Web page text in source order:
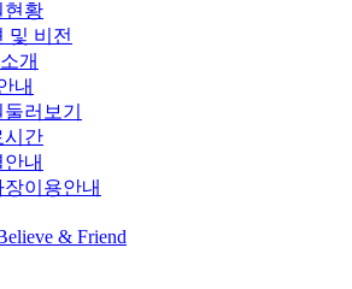
현황
및 비전
개
내
러보기
시간
내
장이용안내
& Friend